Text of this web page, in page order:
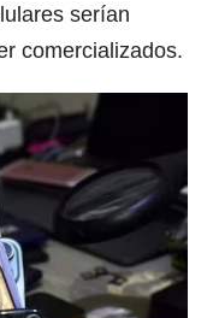
serían
comercializados.